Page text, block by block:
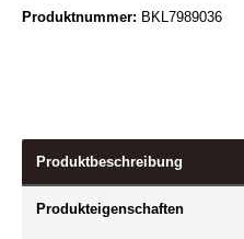
Produktnummer: BKL7989036
Produktbeschreibung
Produkteigenschaften